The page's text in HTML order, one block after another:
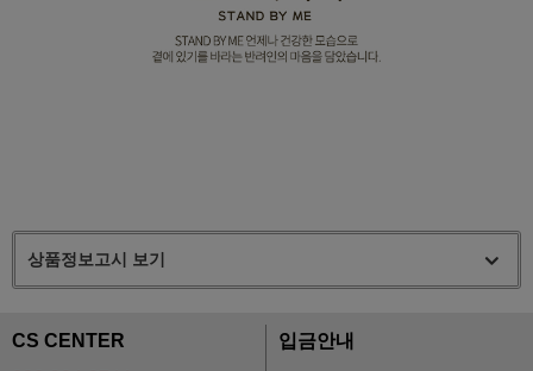
상품정보고시 보기
CS CENTER
입금안내